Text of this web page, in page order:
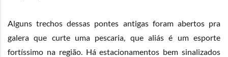
Alguns trechos dessas pontes antigas foram abertos pra
galera que curte uma pescaria, que aliás é um esporte
fortíssimo na região. Há estacionamentos bem sinalizados